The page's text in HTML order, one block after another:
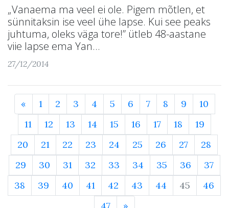
„Vanaema ma veel ei ole. Pigem mõtlen, et
sünnitaksin ise veel ühe lapse. Kui see peaks
juhtuma, oleks väga tore!” ütleb 48-aastane
viie lapse ema Yan...
27/12/2014
« 1 2 3 4 5 6 7 8 9
10
11
12 13 14 15 16 17 18
19
20
21 22 23 24 25 26 27
28
29
30 31 32 33 34 35 36
37
38
39 40 41 42 43 44 45
46